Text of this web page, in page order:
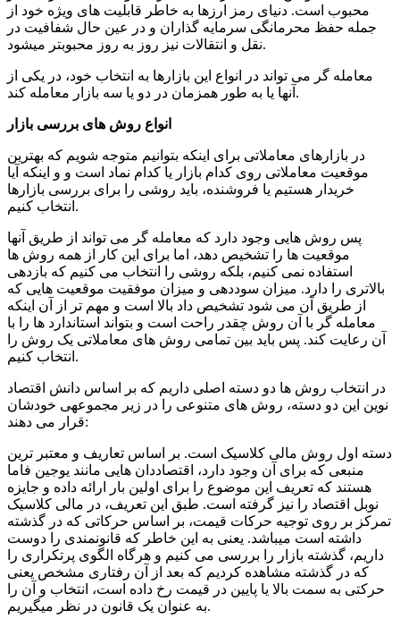
محبوب است. دنیای رمز ارزها به خاطر قابلیت های ویژه خود از
جمله حفظ محرمانگی سرمایه گذاران و در عین حال شفافیت در
نقل و انتقالات نیز روز به روز محبوب­تر می­شود.
معامله گر می تواند در انواع این بازارها به انتخاب خود، در یکی از
آنها یا به طور همزمان در دو یا سه بازار معامله کند.
انواع روش­ های بررسی بازار
در بازارهای معاملاتی برای اینکه بتوانیم متوجه شویم که بهترین
موقعیت معاملاتی روی کدام بازار یا کدام نماد است و و اینکه آیا
خریدار هستیم یا فروشنده، باید روشی را برای بررسی بازارها
انتخاب کنیم.
پس روش هایی وجود دارد که معامله گر می تواند از طریق آنها
موقعیت ها را تشخیص دهد، اما برای این کار از همه روش ها
استفاده نمی کنیم، بلکه روشی را انتخاب می کنیم که بازدهی
بالاتری را دارد. میزان سوددهی و میزان موفقیت موقعیت هایی که
از طریق آن می شود تشخیص داد بالا است و مهم تر از آن اینکه
معامله گر با آن روش چقدر راحت است و بتواند استاندارد ها را با
آن رعایت کند. پس باید بین تمامی روش های معاملاتی یک روش را
انتخاب کنیم.
در انتخاب روش ها دو دسته اصلی داریم که بر اساس دانش اقتصاد
نوین این دو دسته، روش های متنوعی را در زیر مجموعه­ی خودشان
قرار می دهند:
دسته اول روش مالی کلاسیک است. بر اساس تعاریف و معتبر ترین
منبعی که برای آن وجود دارد، اقتصاددان هایی مانند یوجین فاما
هستند که تعریف این موضوع را برای اولین بار ارائه داده و جایزه
نوبل اقتصاد را نیز گرفته است. طبق این تعریف، در مالی کلاسیک
تمرکز بر روی توجیه حرکات قیمت، بر اساس حرکاتی که در گذشته
داشته است می­باشد. یعنی به این خاطر که قانونمندی را دوست
داریم، گذشته بازار را بررسی می کنیم و هرگاه الگوی پرتکراری را
که در گذشته مشاهده کردیم که بعد از آن رفتاری مشخص یعنی
حرکتی به سمت بالا یا پایین در قیمت رخ داده است، انتخاب و آن را
به عنوان یک قانون در نظر می­گیریم.